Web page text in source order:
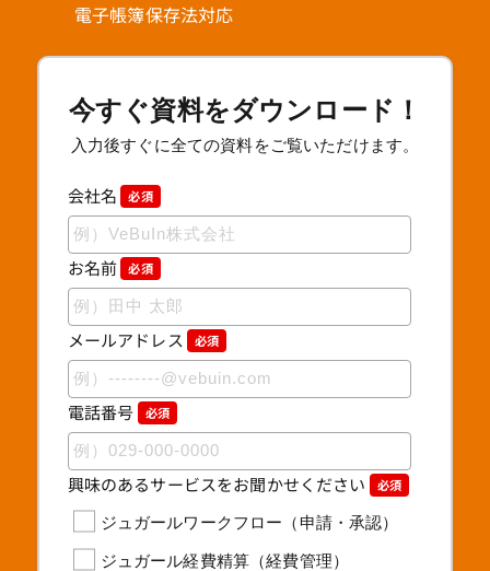
電子帳簿保存法対応
今すぐ資料をダウンロード！
入力後すぐに全ての資料をご覧いただけます。
会社名 必須
お名前 必須
メールアドレス 必須
電話番号 必須
興味のあるサービスをお聞かせください 必須
ジュガールワークフロー（申請・承認）
ジュガール経費精算（経費管理）